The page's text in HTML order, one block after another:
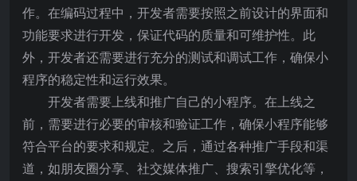
作。在编码过程中，开发者需要按照之前设计的界面和
功能要求进行开发，保证代码的质量和可维护性。此
外，开发者还需要进行充分的测试和调试工作，确保小
程序的稳定性和运行效果。
开发者需要上线和推广自己的小程序。在上线之
前，需要进行必要的审核和验证工作，确保小程序能够
符合平台的要求和规定。之后，通过各种推广手段和渠
道，如朋友圈分享、社交媒体推广、搜索引擎优化等，